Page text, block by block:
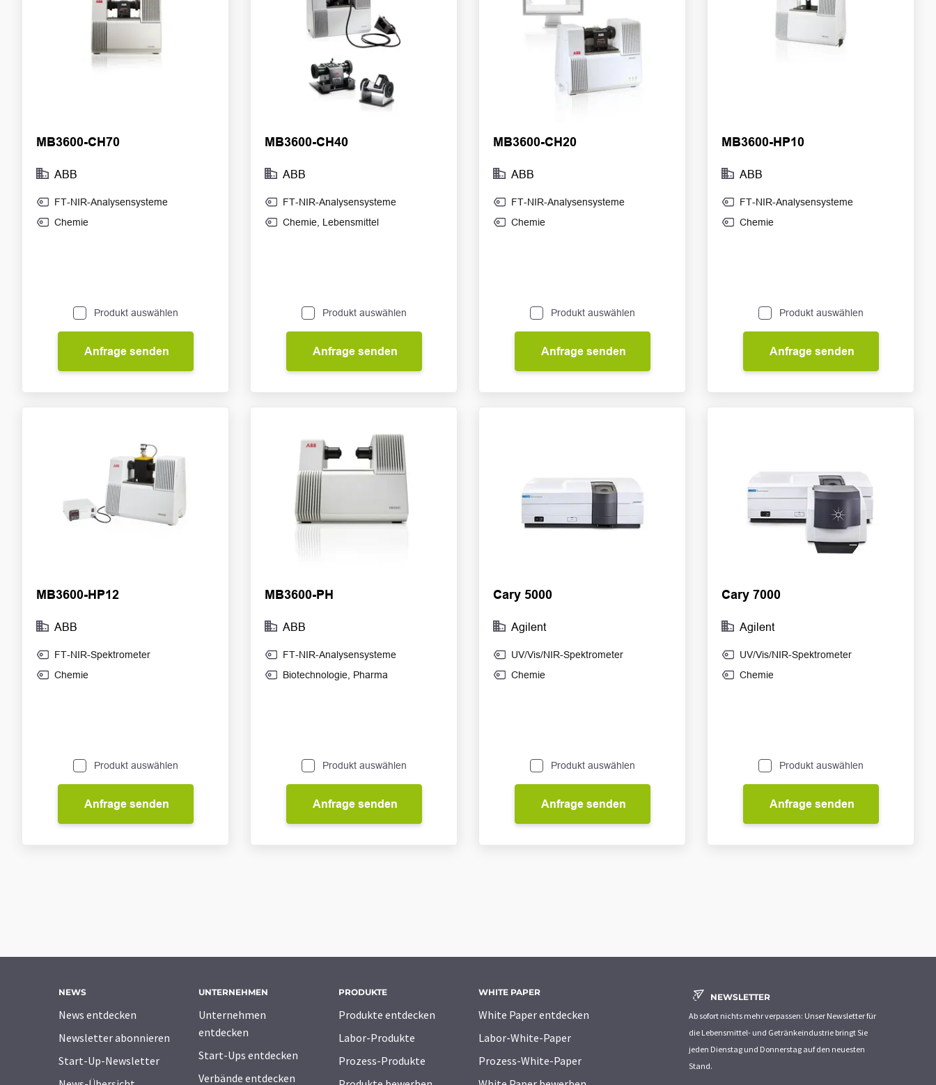
MB3600-CH70
ABB
FT-NIR-Analysensysteme
Chemie
Produkt auswählen
Anfrage senden
MB3600-CH40
ABB
FT-NIR-Analysensysteme
Chemie Lebensmittel
Produkt auswählen
Anfrage senden
MB3600-CH20
ABB
FT-NIR-Analysensysteme
Chemie
Produkt auswählen
Anfrage senden
MB3600-HP10
ABB
FT-NIR-Analysensysteme
Chemie
Produkt auswählen
Anfrage senden
MB3600-HP12
ABB
FT-NIR-Spektrometer
Chemie
Produkt auswählen
Anfrage senden
MB3600-PH
ABB
FT-NIR-Analysensysteme
Biotechnologie Pharma
Produkt auswählen
Anfrage senden
Cary 5000
Agilent
UV/Vis/NIR-Spektrometer
Chemie
Produkt auswählen
Anfrage senden
Cary 7000
Agilent
UV/Vis/NIR-Spektrometer
Chemie
Produkt auswählen
Anfrage senden
NEWS
News entdecken
Newsletter abonnieren
Start-Up-Newsletter
UNTERNEHMEN
Unternehmen
entdecken
Start-Ups entdecken
Verbände entdecken
PRODUKTE
Produkte entdecken
Labor-Produkte
Prozess-Produkte
WHITE PAPER
White Paper entdecken
Labor-White-Paper
Prozess-White-Paper
NEWSLETTER
Ab sofort nichts mehr verpassen: Unser Newsletter für
die Lebensmittel- und Getränkeindustrie bringt Sie
jeden Dienstag und Donnerstag auf den neuesten
Stand.